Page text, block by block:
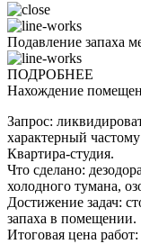
Подавление запаха
ПОДРОБНЕЕ
Нахождение
Запрос:
характерный
Квартира-студия.
Что сделано:
холодного тумана,
Достижение задач:
запаха в помещении.
Итоговая цена